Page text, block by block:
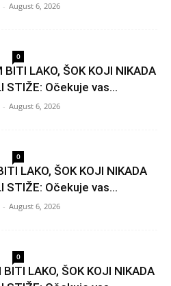
- August 6, 2026
0
LAKO, ŠOK KOJI NIKADA
STIŽE: Očekuje vas...
- August 6, 2026
0
LAKO, ŠOK KOJI NIKADA
STIŽE: Očekuje vas...
- August 6, 2026
0
LAKO, ŠOK KOJI NIKADA